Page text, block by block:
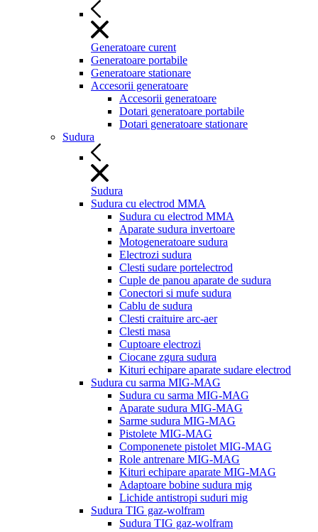
Generatoare curent
Generatoare portabile
Generatoare stationare
Accesorii generatoare
Accesorii generatoare
Dotari generatoare portabile
Dotari generatoare stationare
Sudura
Sudura
Sudura cu electrod MMA
Sudura cu electrod MMA
Aparate sudura invertoare
Motogeneratoare sudura
Electrozi sudura
Clesti sudare portelectrod
Cuple de panou aparate de sudura
Conectori si mufe sudura
Cablu de sudura
Clesti craituire arc-aer
Clesti masa
Cuptoare electrozi
Ciocane zgura sudura
Kituri echipare aparate sudare electrod
Sudura cu sarma MIG-MAG
Sudura cu sarma MIG-MAG
Aparate sudura MIG-MAG
Sarme sudura MIG-MAG
Pistolete MIG-MAG
Componenete pistolet MIG-MAG
Role antrenare MIG-MAG
Kituri echipare aparate MIG-MAG
Adaptoare bobine sudura mig
Lichide antistropi suduri mig
Sudura TIG gaz-wolfram
Sudura TIG gaz-wolfram